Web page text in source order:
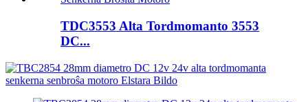
TDC3553 Alta Tordmomanto 3553
DC...